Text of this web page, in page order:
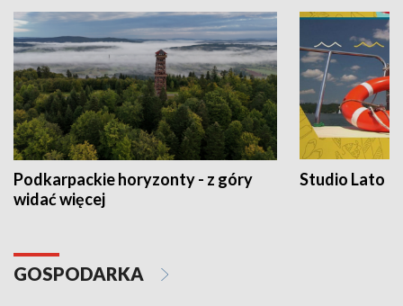
Podkarpackie horyzonty - z góry
widać więcej
Studio Lato
GOSPODARKA